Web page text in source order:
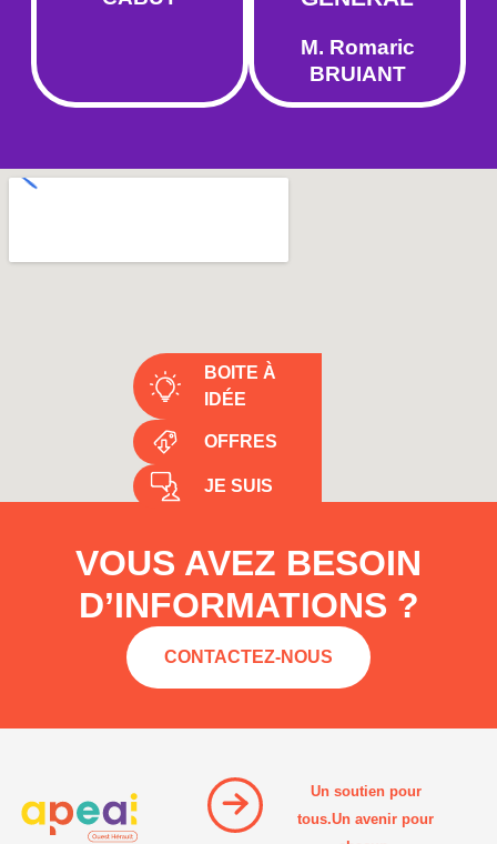
BOITE À
IDÉE
OFFRES
JE SUIS
M. Romaric
BRUIANT
VOUS AVEZ BESOIN
D’INFORMATIONS ?
CONTACTEZ-NOUS
Un soutien pour
tous.Un avenir pour